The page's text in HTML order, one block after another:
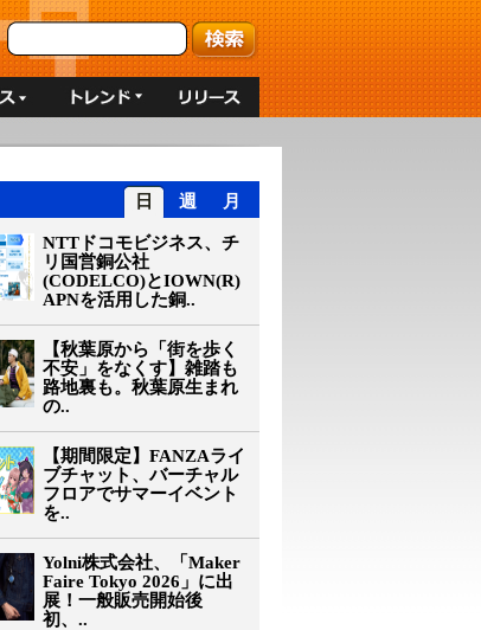
日 週 月
NTTドコモビジネス、チ
リ国営銅公社
(CODELCO)とIOWN(R)
APNを活用した銅..
【秋葉原から「街を歩く
不安」をなくす】雑踏も
路地裏も。秋葉原生まれ
の..
【期間限定】FANZAライ
ブチャット、バーチャル
フロアでサマーイベント
を..
Yolni株式会社、「Maker
Faire Tokyo 2026」に出
展！一般販売開始後
初、..